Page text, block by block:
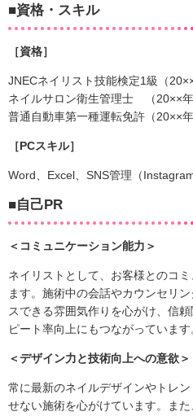
■資格・スキル
［資格］
JNECネイリスト技能検定1級（
ネイルサロン衛生管理士 （20××年
普通自動車第一種運転免許（20××年
［PCスキル］
Word、Excel、SNS管理（
■自己PR
＜コミュニケーション能力＞
ネイリストとして、お客様とのコ
ます。施術中の会話やカウンセリ
スできる雰囲気作りを心がけ、信
ピート率向上にもつながっています
＜デザイン力と技術向上への意欲＞
常に最新のネイルデザインやトレ
せない施術を心がけています。ま